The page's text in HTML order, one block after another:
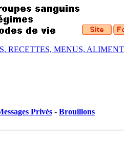
RECETTES, MENUS,
Privés - Brouillons